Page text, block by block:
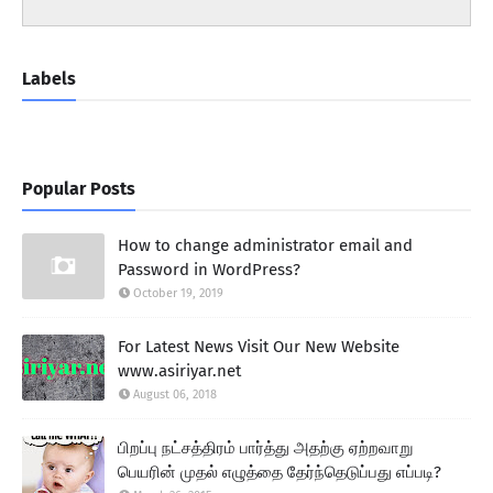
Labels
Popular Posts
How to change administrator email and
Password in WordPress?
October 19, 2019
For Latest News Visit Our New Website
www.asiriyar.net
August 06, 2018
பிறப்பு நட்சத்திரம் பார்த்து அதற்கு ஏற்றவாறு
பெயரின் முதல் எழுத்தை தேர்ந்தெடுப்பது எப்படி?